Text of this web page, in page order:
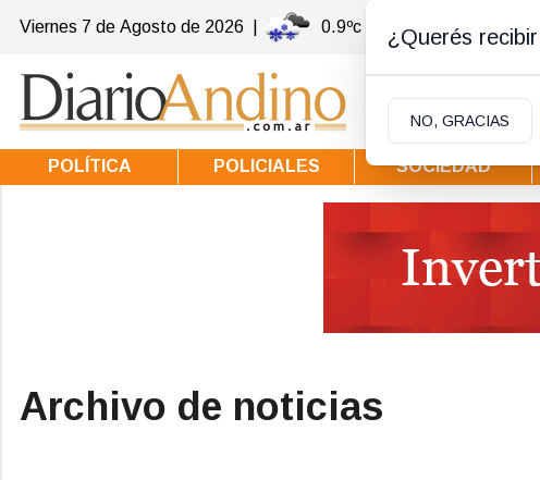
Viernes 7 de Agosto de 2026 0.9ºc | Villa la Angostura
POLÍTICA POLICIALES SOCIEDAD
Archivo de noticias
¿Querés
NO, GRACIAS